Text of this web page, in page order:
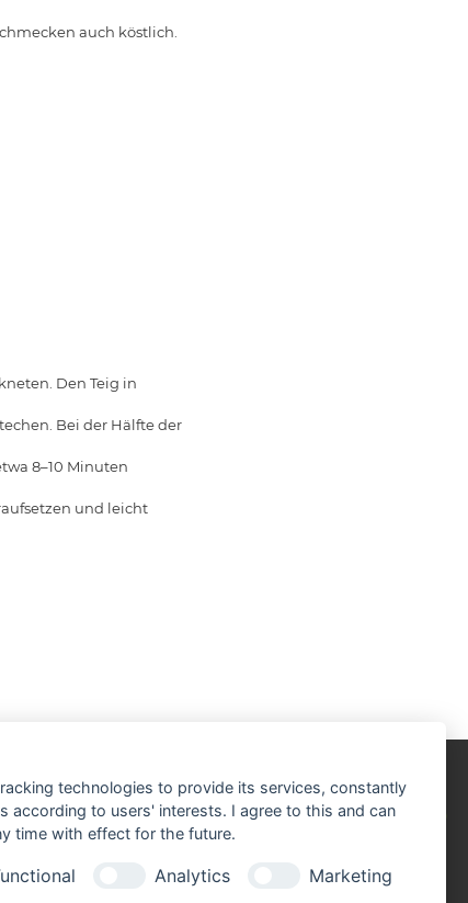
auch köstlich.
Den Teig in
Bei der Hälfte der
8–10 Minuten
und leicht
SICHERHEITSDATENBLÄTTER
technologies to provide its services, constantly
according to users' interests. I agree to this and can
time with effect for the future.
Analytics Marketing